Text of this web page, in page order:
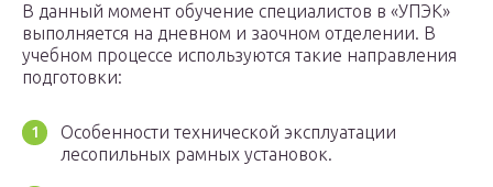
В данный момент обучение специалистов в «УПЭК»
выполняется на дневном и заочном отделении. В
учебном процессе используются такие направления
подготовки:
Особенности технической эксплуатации
лесопильных рамных установок.